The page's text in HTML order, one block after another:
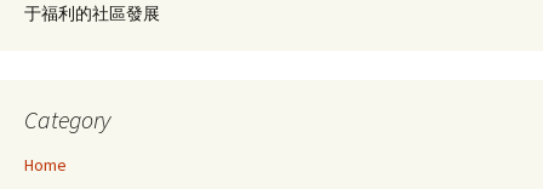
于福利的社區發展
Category
Home